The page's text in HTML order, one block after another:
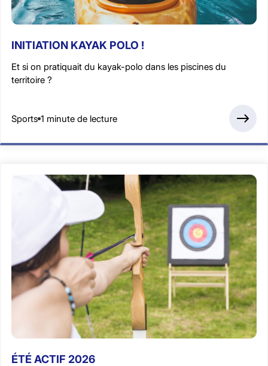
INITIATION KAYAK POLO !
Et si on pratiquait du kayak-polo dans les piscines du
territoire ?
Sports 1 minute de lecture
ÉTÉ ACTIF 2026